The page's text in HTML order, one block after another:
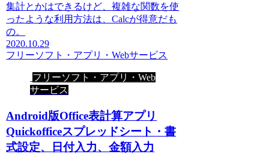
集計とかはできるけど、複雑な関数を使
ったような利用方法は、Calcが得意だも
の。
2020.10.29
フリーソフト・アプリ・Webサービス
フリーソフト・アプリ・Web
サービス
Android版Office表計算アプリ
Quickofficeスプレッドシート・書
式設定、日付入力、金額入力